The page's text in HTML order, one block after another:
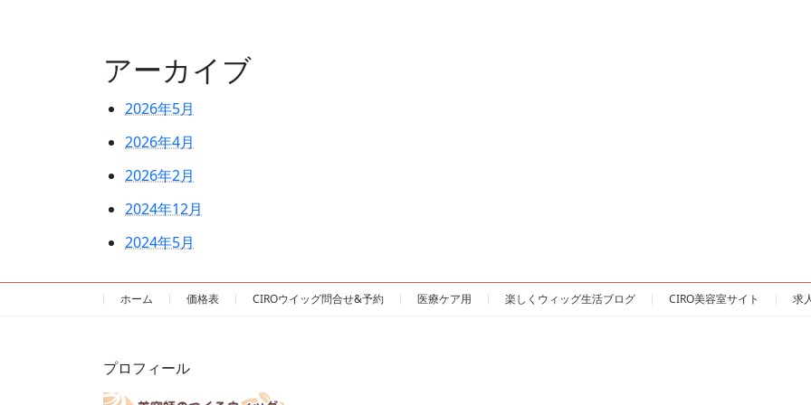
アーカイブ
2026年5月
2026年4月
2026年2月
2024年12月
2024年5月
ホーム 価格表 CIROウイッグ問合せ&予約 医療ケア用 楽しくウィッグ生活ブログ CIRO美容室サイト 求
プロフィール